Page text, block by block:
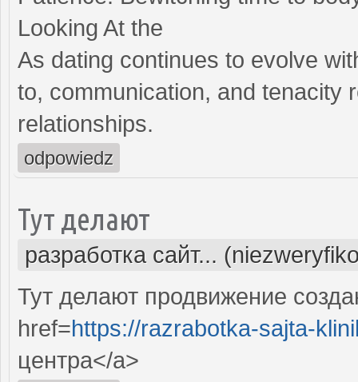
Looking At the
As dating continues to evolve
to, communication, and tenacity
relationships.
odpowiedz
Тут делают
разработка сайт...
Тут делают продвижение
href=https://razrabotka-sajta-
центра</a>